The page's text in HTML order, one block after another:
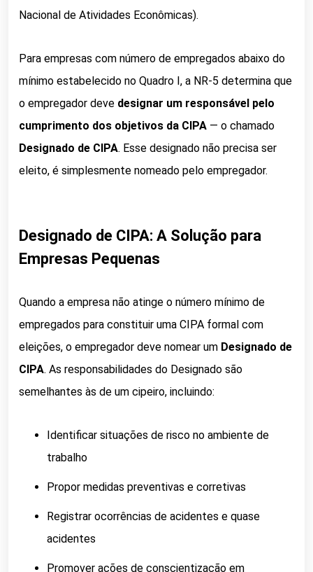
Nacional de Atividades Econômicas).
Para empresas com número de empregados abaixo do
mínimo estabelecido no Quadro I, a NR-5 determina que
o empregador deve designar um responsável pelo
cumprimento dos objetivos da CIPA — o chamado
Designado de CIPA. Esse designado não precisa ser
eleito, é simplesmente nomeado pelo empregador.
Designado de CIPA: A Solução para
Empresas Pequenas
Quando a empresa não atinge o número mínimo de
empregados para constituir uma CIPA formal com
eleições, o empregador deve nomear um Designado de
CIPA. As responsabilidades do Designado são
semelhantes às de um cipeiro, incluindo:
Identificar situações de risco no ambiente de
trabalho
Propor medidas preventivas e corretivas
Registrar ocorrências de acidentes e quase
acidentes
Promover ações de conscientização em